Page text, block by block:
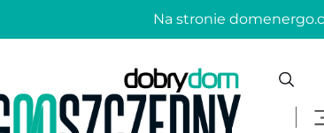
Na stronie